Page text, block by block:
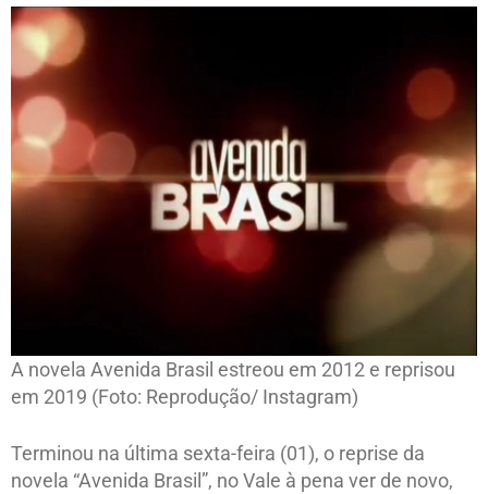
A novela Avenida Brasil estreou em 2012 e reprisou
em 2019 (Foto: Reprodução/ Instagram)
Terminou na última sexta-feira (01), o reprise da
novela “Avenida Brasil”, no Vale à pena ver de novo,